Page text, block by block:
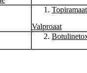
Topiramaat
Valproaat